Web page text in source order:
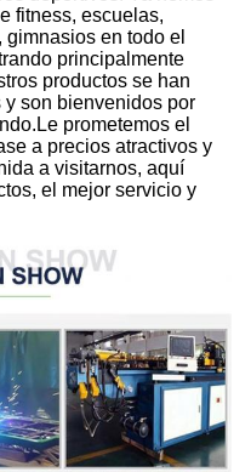
fitness, escuelas,
en todo el
principalmente
productos se han
son bienvenidos por
prometemos el
a precios atractivos y
a visitarnos, aquí
el mejor servicio y